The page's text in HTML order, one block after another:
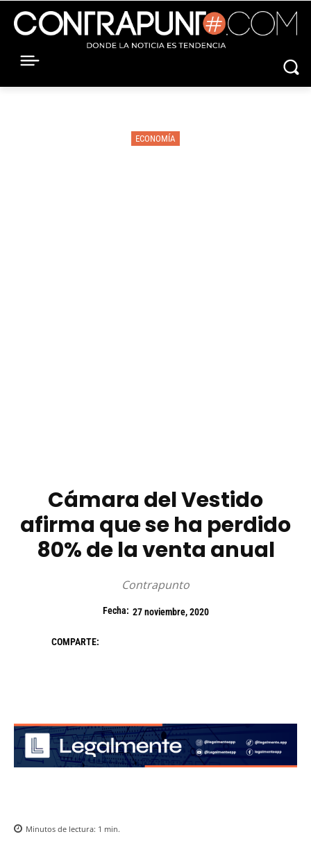
ECONOMÍA
Cámara del Vestido
afirma que se ha perdido
80% de la venta anual
Contrapunto
Fecha: 27 noviembre, 2020
COMPARTE:
Minutos de lectura: 1 min.